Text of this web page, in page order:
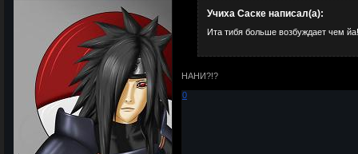
Учиха Саске написал(а):
Ита тибя больше возбуждает чем
НАНИ?!?
0